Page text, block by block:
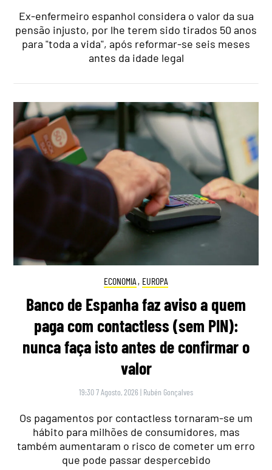
Ex-enfermeiro espanhol considera o valor da sua
pensão injusto, por lhe terem sido tirados 50 anos
para "toda a vida", após reformar-se seis meses
antes da idade legal
ECONOMIA , EUROPA
Banco de Espanha faz aviso a quem
paga com contactless (sem PIN):
nunca faça isto antes de confirmar o
valor
19:30 7 Agosto, 2026 | Rubén Gonçalves
Os pagamentos por contactless tornaram-se um
hábito para milhões de consumidores, mas
também aumentaram o risco de cometer um erro
que pode passar despercebido